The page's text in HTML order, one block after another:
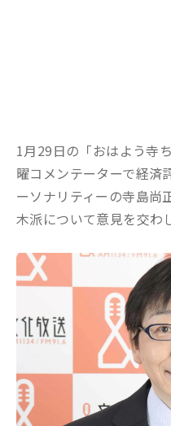
1月29日の「おはよう寺
曜コメンテーターで経済
ーソナリティーの寺島尚
木派について意見を交わ